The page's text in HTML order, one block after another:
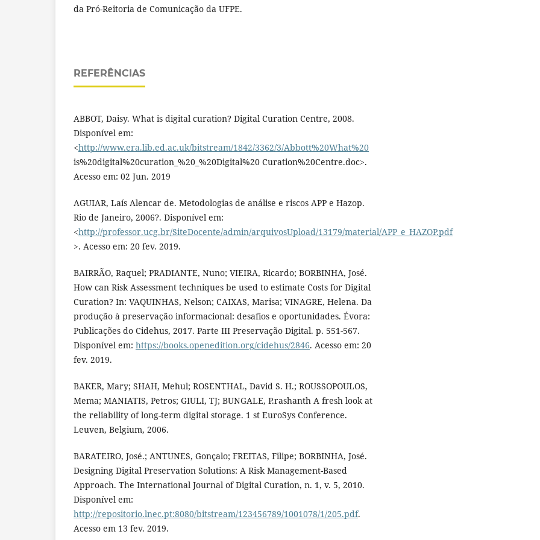
da Pró-Reitoria de Comunicação da UFPE.
REFERÊNCIAS
ABBOT, Daisy. What is digital curation? Digital Curation Centre, 2008.
Disponível em:
<http://www.era.lib.ed.ac.uk/bitstream/1842/3362/3/Abbott%20What%20
is%20digital%20curation_%20_%20Digital%20 Curation%20Centre.doc>.
Acesso em: 02 Jun. 2019
AGUIAR, Laís Alencar de. Metodologias de análise e riscos APP e Hazop.
Rio de Janeiro, 2006?. Disponível em:
<http://professor.ucg.br/SiteDocente/admin/arquivosUpload/13179/material/APP_e_HAZOP.pdf
>. Acesso em: 20 fev. 2019.
BAIRRÃO, Raquel; PRADIANTE, Nuno; VIEIRA, Ricardo; BORBINHA, José.
How can Risk Assessment techniques be used to estimate Costs for Digital
Curation? In: VAQUINHAS, Nelson; CAIXAS, Marisa; VINAGRE, Helena. Da
produção à preservação informacional: desafios e oportunidades. Évora:
Publicações do Cidehus, 2017. Parte III Preservação Digital. p. 551-567.
Disponível em: https://books.openedition.org/cidehus/2846. Acesso em: 20
fev. 2019.
BAKER, Mary; SHAH, Mehul; ROSENTHAL, David S. H.; ROUSSOPOULOS,
Mema; MANIATIS, Petros; GIULI, TJ; BUNGALE, P.rashanth A fresh look at
the reliability of long-term digital storage. 1 st EuroSys Conference.
Leuven, Belgium, 2006.
BARATEIRO, José.; ANTUNES, Gonçalo; FREITAS, Filipe; BORBINHA, José.
Designing Digital Preservation Solutions: A Risk Management-Based
Approach. The International Journal of Digital Curation, n. 1, v. 5, 2010.
Disponível em:
http://repositorio.lnec.pt:8080/bitstream/123456789/1001078/1/205.pdf.
Acesso em 13 fev. 2019.